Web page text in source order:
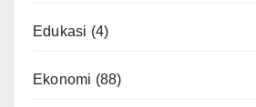
Edukasi (4)
Ekonomi (88)